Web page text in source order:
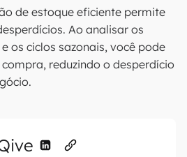
de estoque eficiente permite
Ao analisar os
os ciclos sazonais, você pode
reduzindo o desperdício